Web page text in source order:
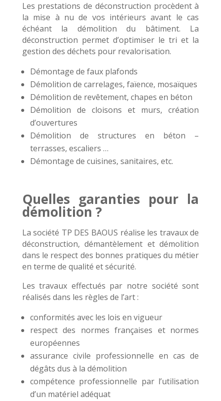
Les prestations de déconstruction procèdent à
la mise à nu de vos intérieurs avant le cas
échéant la démolition du bâtiment. La
déconstruction permet d’optimiser le tri et la
gestion des déchets pour revalorisation.
Démontage de faux plafonds
Démolition de carrelages, faïence, mosaïques
Démolition de revêtement, chapes en béton
Démolition de cloisons et murs, création
d’ouvertures
Démolition de structures en béton –
terrasses, escaliers …
Démontage de cuisines, sanitaires, etc.
Quelles garanties pour la
démolition ?
La société TP DES BAOUS réalise les travaux de
déconstruction, démantèlement et démolition
dans le respect des bonnes pratiques du métier
en terme de qualité et sécurité.
Les travaux effectués par notre société sont
réalisés dans les règles de l’art :
conformités avec les lois en vigueur
respect des normes françaises et normes
européennes
assurance civile professionnelle en cas de
dégâts dus à la démolition
compétence professionnelle par l’utilisation
d’un matériel adéquat